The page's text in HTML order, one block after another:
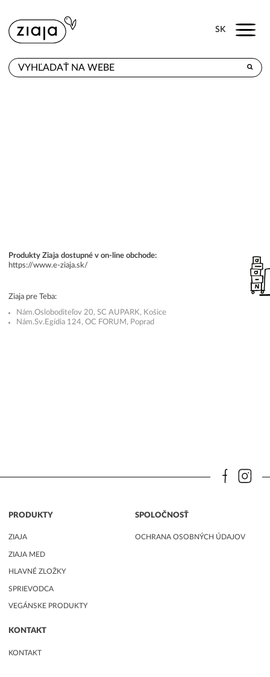
SK Menu
Produkty Ziaja dostupné v on-line obchode:
https://www.e-ziaja.sk/
Ziaja pre Teba:
Nám.Osloboditeľov 20, SC AUPARK, Košice
Nám.Sv.Egídia 124, OC FORUM, Poprad
PRODUKTY
ZIAJA
ZIAJA MED
HLAVNÉ ZLOŽKY
SPRIEVODCA
VEGÁNSKE PRODUKTY
SPOLOČNOSŤ
OCHRANA OSOBNÝCH ÚDAJOV
KONTAKT
KONTAKT